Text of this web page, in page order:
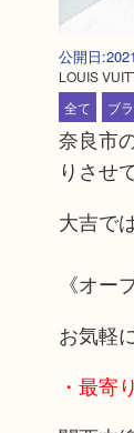
公開日
LOUIS
全て
ブ
奈良市
りさせ
大吉で
《オー
お気軽
・最寄